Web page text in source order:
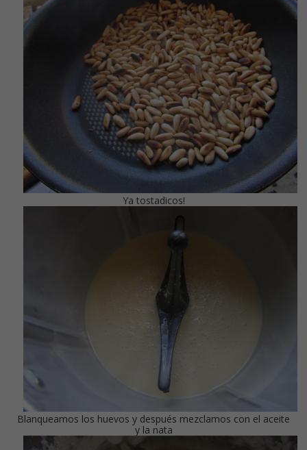
Ya tostadicos!
Blanqueamos los huevos y después mezclamos con el aceite
y la nata